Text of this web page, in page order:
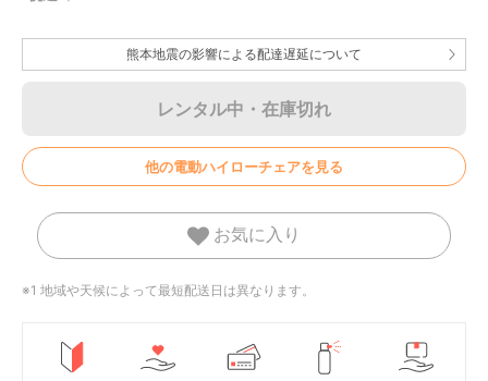
熊本地震の影響による配達遅延について
レンタル中・在庫切れ
他の電動ハイローチェアを見る
お気に入り
※1 地域や天候によって最短配送日は異なります。